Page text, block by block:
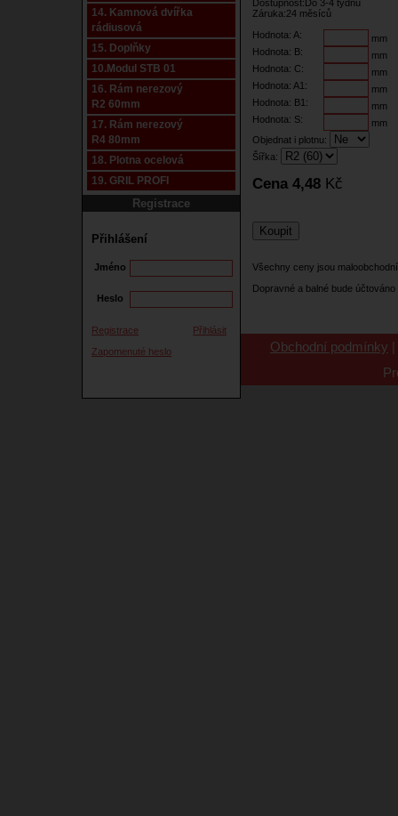
14. Kamnová dvířka
rádiusová
15. Doplňky
10.Modul STB 01
16. Rám nerezový
R2 60mm
17. Rám nerezový
R4 80mm
18. Plotna ocelová
19. GRIL PROFI
Registrace
Přihlášení
Jméno
Heslo
Registrace
Přihlásit
Zapomenuté heslo
Dostupnost:Do 3-4 týdnů
Záruka:24 měsíců
Hodnota: A:
mm
Hodnota: B:
mm
Hodnota: C:
mm
Hodnota: A1:
mm
Hodnota: B1:
mm
Hodnota: S:
mm
Objednat i plotnu:
Šířka:
Cena 4,48 Kč
Všechny ceny jsou
Dopravné a balné bude
Obchodní podmínky |